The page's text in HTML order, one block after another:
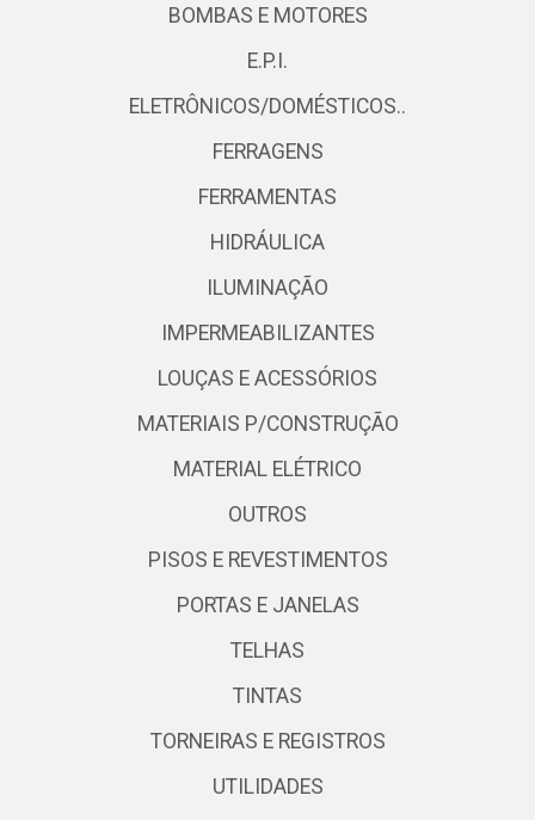
BOMBAS E MOTORES
E.P.I.
ELETRÔNICOS/DOMÉSTICOS..
FERRAGENS
FERRAMENTAS
HIDRÁULICA
ILUMINAÇÃO
IMPERMEABILIZANTES
LOUÇAS E ACESSÓRIOS
MATERIAIS P/CONSTRUÇÃO
MATERIAL ELÉTRICO
OUTROS
PISOS E REVESTIMENTOS
PORTAS E JANELAS
TELHAS
TINTAS
TORNEIRAS E REGISTROS
UTILIDADES